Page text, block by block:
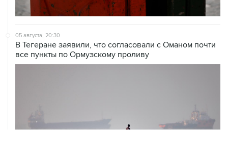
05 августа, 20:30
В Тегеране заявили, что согласовали с Оманом почти
все пункты по Ормузскому проливу